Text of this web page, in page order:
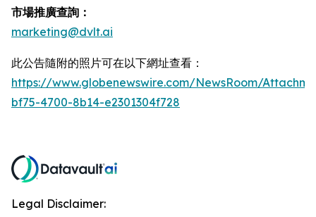
市場推廣查詢：
marketing@dvlt.ai
此公告隨附的照片可在以下網址查看：
https://www.globenewswire.com/NewsRoom/
bf75-4700-8b14-e2301304f728
Legal Disclaimer: